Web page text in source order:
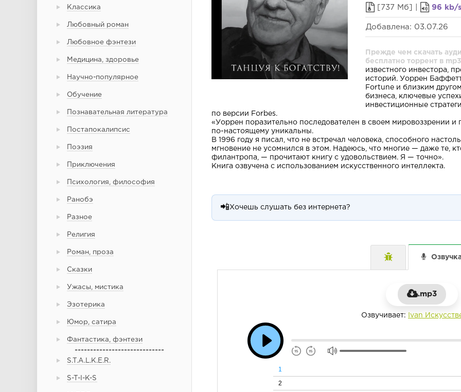
Классика
Любовный роман
Любовное фэнтези
Медицина, здоровье
Научно-популярное
Обучение
Познавательная литература
Постапокалипсис
Поэзия
Приключения
Психология, философия
Ранобэ
Разное
Религия
Роман, проза
Сказки
Ужасы, мистика
Эзотерика
Юмор, сатира
Фантастика, фэнтези
-----------------------------
S.T.A.L.K.E.R.
S-T-I-K-S
[737 Мб] | 96 kb/s
Добавлена: 03.07.26
Прежде чем скачать
бесплатно торрент в
известного инвестора,
историй. Уоррен
Fortune и близким
бизнеса, ключевые
инвестиционные
по версии Forbes.
«Уоррен поразительно последователен в своем мировоззрении
по-настоящему уникальны.
В 1996 году я писал, что не встречал человека, способного
мгновение не усомнился в этом. Надеюсь, что многие — даже те,
филантропа, — прочитают книгу с удовольствием. Я — точно».
Книга озвучена с использованием искусственного интеллекта.
📲 Хочешь слушать без интернета?
.mp3
Озвучивает: Ivan
1
2